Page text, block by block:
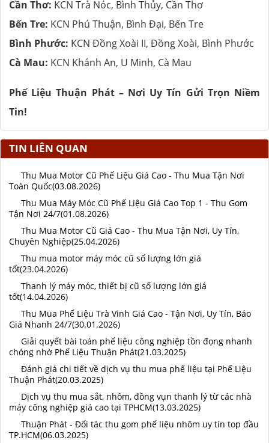
Cần Thơ: KCN Trà Nóc, Bình Thủy, Cần Thơ
Bến Tre: KCN Phú Thuận, Bình Đại, Bến Tre
Bình Phước: KCN Đồng Xoài II, Đồng Xoài, Bình Phước
Cà Mau: KCN Khánh An, U Minh, Cà Mau
Phế Liệu Thuận Phát – Nơi Uy Tín Gửi Trọn Niềm
Tin!
TIN LIÊN QUAN
Thu Mua Motor Cũ Phế Liệu Giá Cao - Thu Mua Tận Nơi
Toàn Quốc(03.08.2026)
Thu Mua Máy Móc Cũ Phế Liệu Giá Cao Top 1 - Thu Gom
Tận Nơi 24/7(01.08.2026)
Thu Mua Motor Cũ Giá Cao - Thu Mua Tận Nơi, Uy Tín,
Chuyên Nghiệp(25.04.2026)
Thu mua motor máy móc cũ số lượng lớn giá
tốt(23.04.2026)
Thanh lý máy móc, thiết bị cũ số lượng lớn giá
tốt(14.04.2026)
Thu Mua Phế Liệu Trà Vinh Giá Cao - Tận Nơi, Uy Tín, Báo
Giá Nhanh 24/7(30.01.2026)
Giải quyết bài toán phế liệu công nghiệp tồn đọng nhanh
chóng nhờ Phế Liệu Thuận Phát(21.03.2025)
Đánh giá chi tiết về dịch vụ thu mua phế liệu tại Phế Liệu
Thuận Phát(20.03.2025)
Dịch vụ thu mua sắt, nhôm, đồng vụn thanh lý từ các nhà
máy công nghiệp giá cao tại TPHCM(13.03.2025)
Thuận Phát - Đối tác thu gom phế liệu nhôm uy tín top đầu
TP.HCM(06.03.2025)